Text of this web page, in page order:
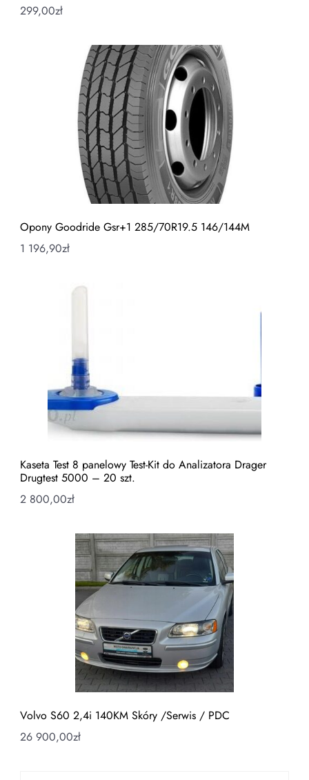
299,00zł
Opony Goodride Gsr+1 285/70R19.5 146/144M
1 196,90zł
Kaseta Test 8 panelowy Test-Kit do Analizatora Drager
Drugtest 5000 – 20 szt.
2 800,00zł
Volvo S60 2,4i 140KM Skóry /Serwis / PDC
26 900,00zł